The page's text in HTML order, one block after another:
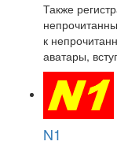
Также
к
аватары,
N1